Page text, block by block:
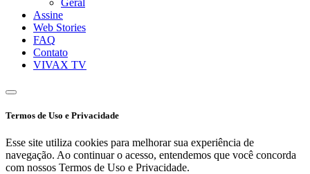
Assine
Web Stories
FAQ
Contato
VIVAX TV
Termos de Uso e Privacidade
Esse site utiliza cookies para melhorar sua experiência de
navegação. Ao continuar o acesso, entendemos que você concorda
com nossos Termos de Uso e Privacidade.